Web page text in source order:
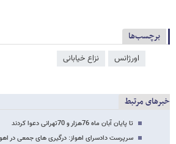
برچسب‌ها
اورژانس نزاع خیابانی
خبرهای مرتبط
تا پایان آبان ماه 76هزار و 70تهرانی دعوا کردند
سرپرست دادسرای اهواز: درگیری های جمعی در